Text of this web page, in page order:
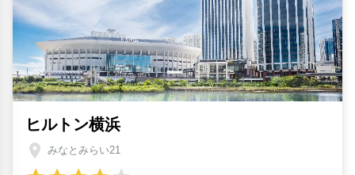
ヒルトン横浜
みなとみらい21